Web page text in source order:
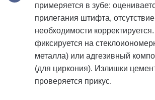
примеряется в зубе:
прилегания штифта,
необходимости
фиксируется на
металла) или адгезивный
(для циркония). Излишки
проверяется прикус.